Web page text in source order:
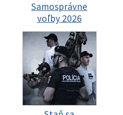
Samosprávne
voľby 2026